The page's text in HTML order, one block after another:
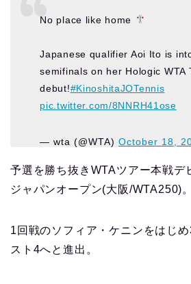
No place like home
Japanese qualifier Aoi Ito is
semifinals on her Hologic WTA
debut!#KinoshitaJOTennis
pic.twitter.com/8NNRH41ose
— wta (@WTA)October 18,
予選を勝ち抜きWTAツアー本戦デ
ジャパンオープン(大阪/WTA250)。
1回戦のソフィア・ケニンをはじ
スト4へと進出。